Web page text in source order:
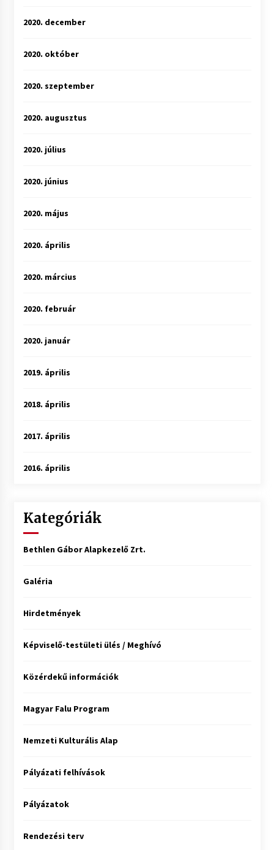
2020. december
2020. október
2020. szeptember
2020. augusztus
2020. július
2020. június
2020. május
2020. április
2020. március
2020. február
2020. január
2019. április
2018. április
2017. április
2016. április
Kategóriák
Bethlen Gábor Alapkezelő Zrt.
Galéria
Hirdetmények
Képviselő-testületi ülés / Meghívó
Közérdekű információk
Magyar Falu Program
Nemzeti Kulturális Alap
Pályázati felhívások
Pályázatok
Rendezési terv